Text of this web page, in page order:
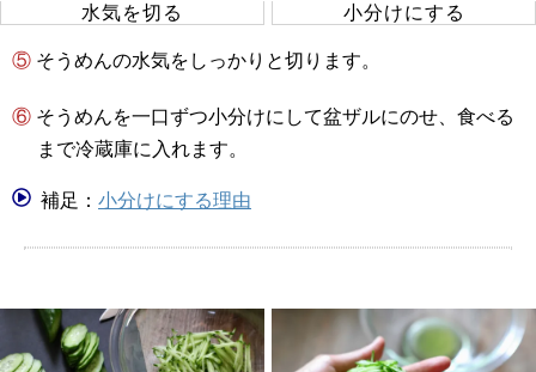
水気を切る 小分けにする
⑤ そうめんの水気をしっかりと切ります。
⑥ そうめんを一口ずつ小分けにして盆ザルにのせ、食べる
まで冷蔵庫に入れます。
補足： 小分けにする理由